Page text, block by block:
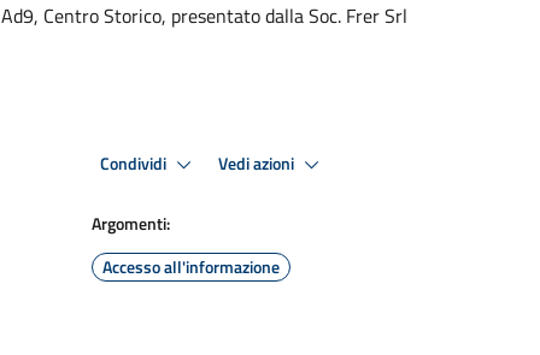
Centro Storico, presentato dalla Soc. Frer Srl
Condividi Vedi azioni
Argomenti:
Accesso all'informazione